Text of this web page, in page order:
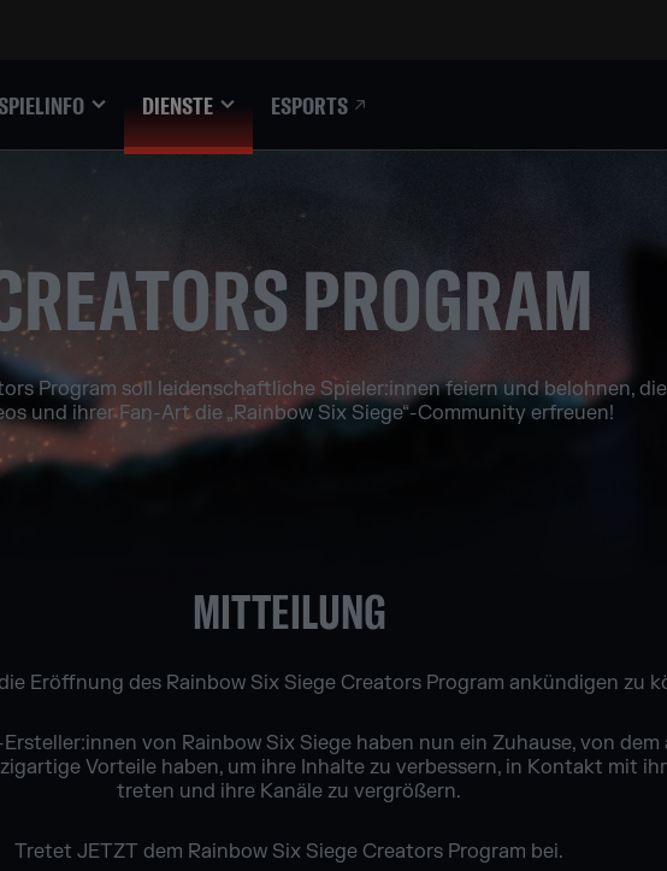
DIENSTE ESPORTS
PROGRAM
Program soll leidenschaftliche Spieler:innen feiern und belohnen,
und ihrer Fan-Art die „Rainbow Six Siege“-Community erfreuen!
MITTEILUNG
Eröffnung des Rainbow Six Siege Creators Program ankündigen zu
von Rainbow Six Siege haben nun ein Zuhause, von
Vorteile haben, um ihre Inhalte zu verbessern, in Kontakt mit
treten und ihre Kanäle zu vergrößern.
Tretet JETZT dem Rainbow Six Siege Creators Program bei.